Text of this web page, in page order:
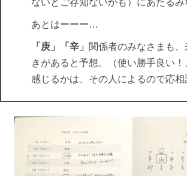
ないとご存知ないかも）にあたるみ
あとはーーー…
「庚」「辛」 関係者のみなさまも
きがあると予想。（使い勝手良い！
感じるかは、その人によるので応相